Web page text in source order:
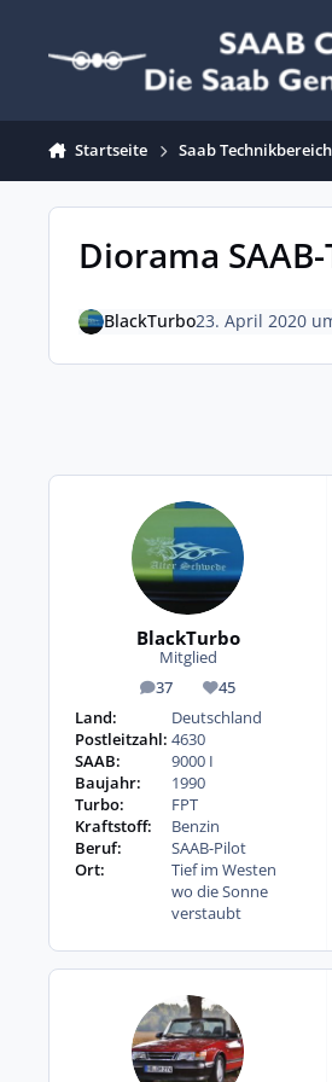
Startseite Saab Technikbereich
Diorama
BlackTurbo23. April 2020
BlackTurbo
Mitglied
37
Beiträge 45
Reputation
Land:
Deutschland
Postleitzahl: 4630
SAAB:
9000 I
Baujahr:
1990
Turbo:
FPT
Kraftstoff:
Benzin
Beruf:
SAAB-Pilot
Ort:
Tief im Westen
wo die Sonne
verstaubt